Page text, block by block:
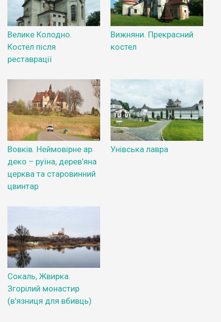
Велике Колодно.
Костел після
реставрації
Вижняни. Прекрасний
костел
Вовків. Неймовірне ар
деко – руїна, дерев’яна
церква та старовинний
цвинтар
Унівська лавра
Сокаль, Жвирка.
Згорілий монастир
(в’язниця для вбивць)